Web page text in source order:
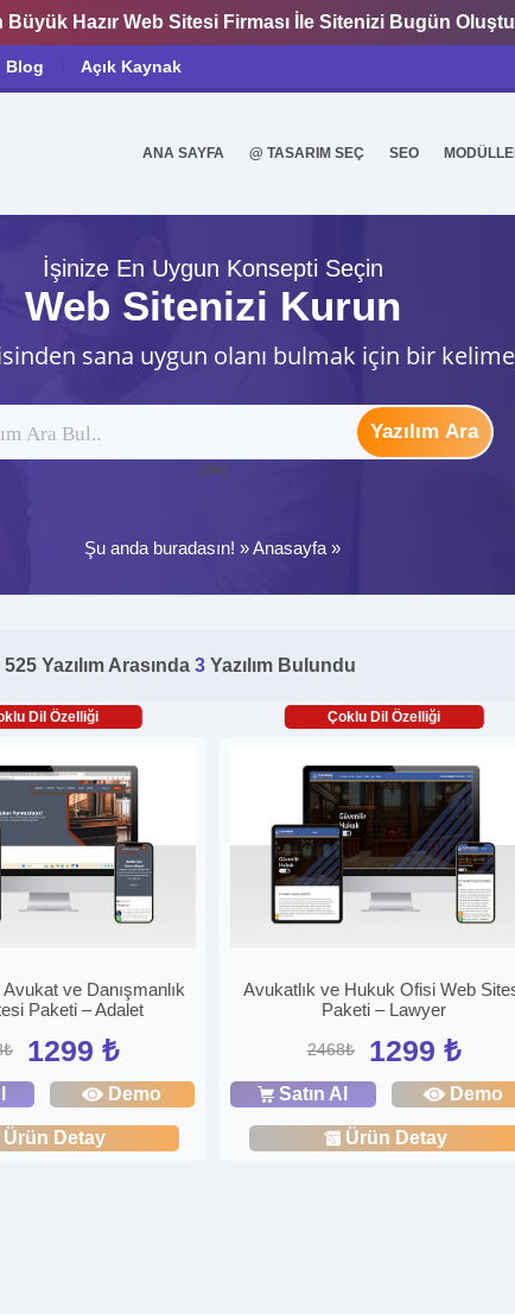
Hazır Web Sitesi Firması İle Sitenizi Bugün
Blog Açık Kaynak
ANA SAYFA @ TASARIM SEÇ SEO
İşinize En Uygun Konsepti Seçin
Web Sitenizi Kurun
sana uygun olanı bulmak için bir
Yazılım Ara
ytag
Şu anda buradasın! »Anasayfa »
Yazılım Arasında 3 Yazılım Bulundu
Dil Özelliği
ve Danışmanlık
Paketi – Adalet
1299 ₺
Demo
Ürün Detay
Çoklu Dil Özelliği
Avukatlık ve Hukuk Ofisi Web
Paketi – Lawyer
2468₺ 1299 ₺
Satın Al Demo
Ürün Detay